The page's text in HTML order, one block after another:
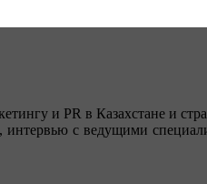
и PR в Казахстане и
с ведущими